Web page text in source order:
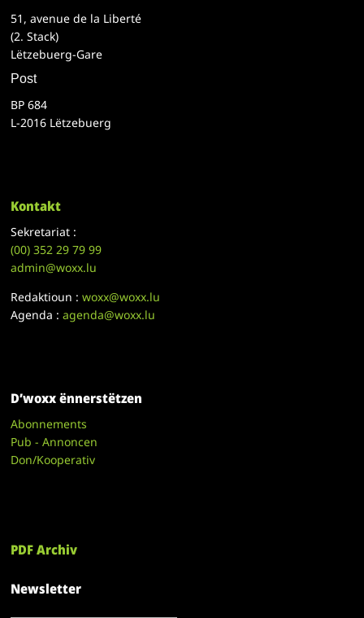
51, avenue de la Liberté
(2. Stack)
Lëtzebuerg-Gare
Post
BP 684
L-2016 Lëtzebuerg
Kontakt
Sekretariat :
(00)352 29 79 99
admin@woxx.lu
Redaktioun :woxx@woxx.lu
Agenda :agenda@woxx.lu
D’woxx ënnerstëtzen
Abonnements
Pub - Annoncen
Don/Kooperativ
PDF Archiv
Newsletter